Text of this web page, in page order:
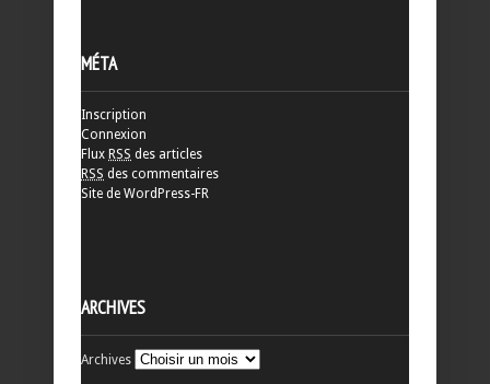
MÉTA
Inscription
Connexion
Flux RSS des articles
RSS des commentaires
Site de WordPress-FR
ARCHIVES
Archives